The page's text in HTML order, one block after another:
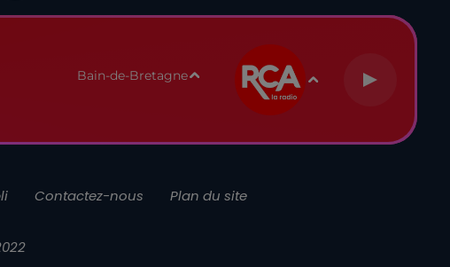
Bain-de-Bretagne
Contactez-nous Plan du site